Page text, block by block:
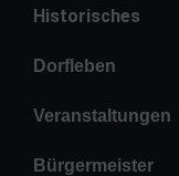
Historisches
Dorfleben
Veranstaltungen
Bürgermeister